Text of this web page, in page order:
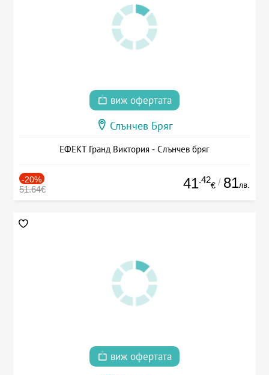
виж офертата
Слънчев Бряг
ЕФЕКТ Гранд Виктория - Слънчев бряг
-20%
51.64€ 41.42
€ / 81лв.
виж офертата